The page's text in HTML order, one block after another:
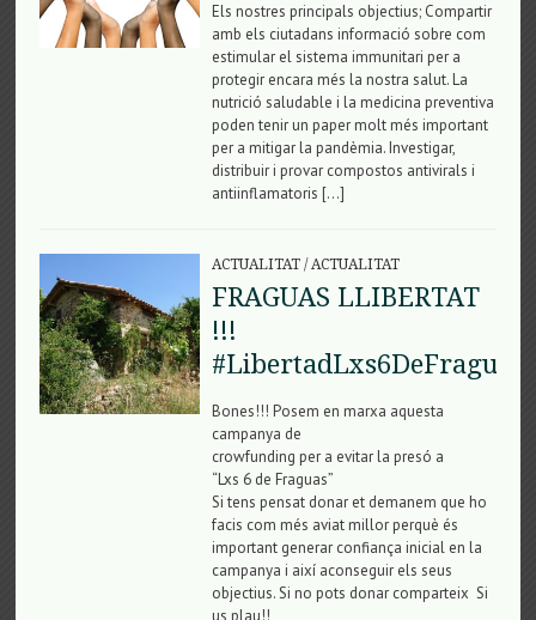
Els nostres principals objectius; Compartir
amb els ciutadans informació sobre com
estimular el sistema immunitari per a
protegir encara més la nostra salut. La
nutrició saludable i la medicina preventiva
poden tenir un paper molt més important
per a mitigar la pandèmia. Investigar,
distribuir i provar compostos antivirals i
antiinflamatoris […]
ACTUALITAT/ ACTUALITAT
FRAGUAS LLIBERTAT
!!!
#LibertadLxs6DeFraguas
Bones!!! Posem en marxa aquesta
campanya de
crowfunding per a evitar la presó a
“Lxs 6 de Fraguas”
Si tens pensat donar et demanem que ho
facis com més aviat millor perquè és
important generar confiança inicial en la
campanya i així aconseguir els seus
objectius. Si no pots donar comparteix Si